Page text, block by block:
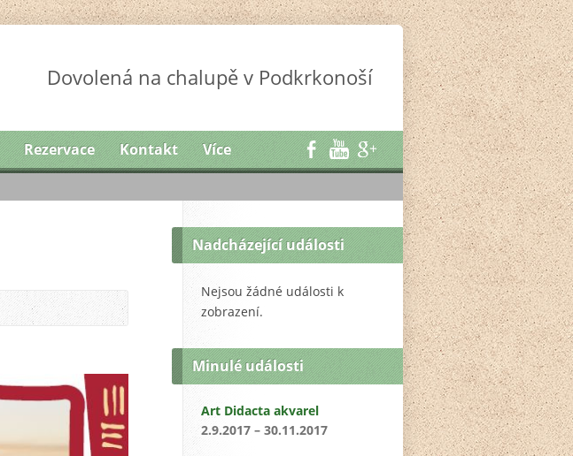
Dovolená na chalupě v Podkrkonoší
Rezervace Kontakt Více
Nadcházející události
Nejsou žádné události k
zobrazení.
Minulé události
Art Didacta akvarel
2.9.2017 – 30.11.2017